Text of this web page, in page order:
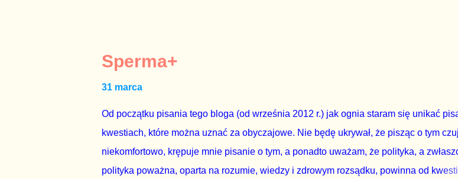
tego referendum nie chce – ani partia rządząca, ani partie opozycyjne. Jeśli w
zapadnie decyzja, aby głosować zgodnie z wolą Dudy, obowiązkiem każdego
człowieka i szanującego podstawowe reguły demokraty jest takie referendum
procedurze zmiany Konstytu...
Sperma+
31 marca
Od początku pisania tego bloga (od września 2012 r.) jak ognia staram się unikać
kwestiach, które można uznać za obyczajowe. Nie będę ukrywał, że pisząc o tym
niekomfortowo, krępuje mnie pisanie o tym, a ponadto uważam, że polityka, a
polityka poważna, oparta na rozumie, wiedzy i zdrowym rozsądku, powinna od